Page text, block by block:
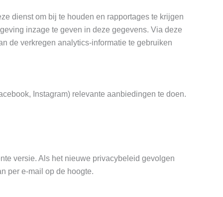
dienst om bij te houden en rapportages te krijgen
inzage te geven in deze gegevens. Via deze
de verkregen analytics-informatie te gebruiken
Instagram) relevante aanbiedingen te doen.
versie. Als het nieuwe privacybeleid gevolgen
per e-mail op de hoogte.